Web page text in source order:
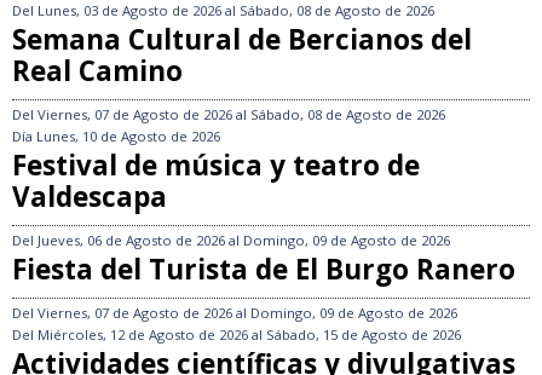
Del Lunes, 03 de Agosto de 2026 al Sábado, 08 de Agosto de 2026
Semana Cultural de Bercianos del
Real Camino
Del Viernes, 07 de Agosto de 2026 al Sábado, 08 de Agosto de 2026
Día Lunes, 10 de Agosto de 2026
Festival de música y teatro de
Valdescapa
Del Jueves, 06 de Agosto de 2026 al Domingo, 09 de Agosto de 2026
Fiesta del Turista de El Burgo Ranero
Del Viernes, 07 de Agosto de 2026 al Domingo, 09 de Agosto de 2026
Del Miércoles, 12 de Agosto de 2026 al Sábado, 15 de Agosto de 2026
Actividades científicas y divulgativas